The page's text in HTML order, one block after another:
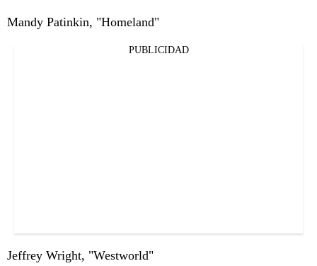
Mandy Patinkin, "Homeland"
PUBLICIDAD
Jeffrey Wright, "Westworld"